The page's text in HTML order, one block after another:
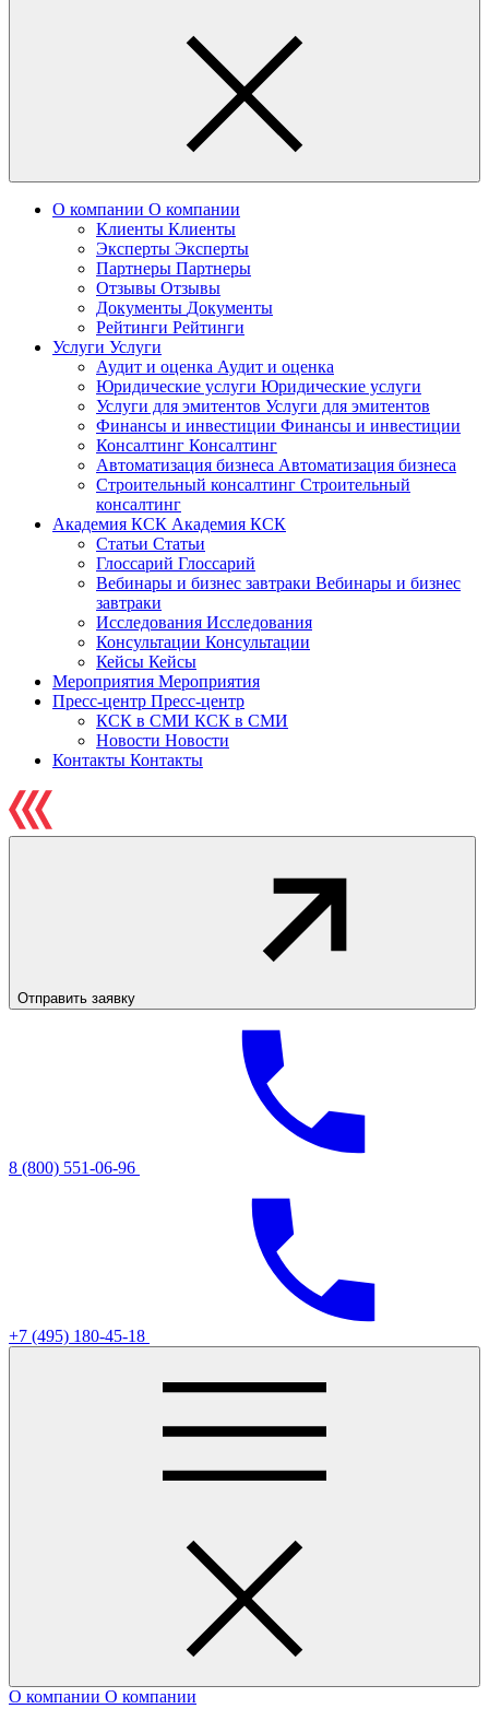
О компании О компании
Клиенты Клиенты
Эксперты Эксперты
Партнеры Партнеры
Отзывы Отзывы
Документы Документы
Рейтинги Рейтинги
Услуги Услуги
Аудит и оценка Аудит и оценка
Юридические услуги Юридические услуги
Услуги для эмитентов Услуги для эмитентов
Финансы и инвестиции Финансы и инвестиции
Консалтинг Консалтинг
Автоматизация бизнеса Автоматизация бизнеса
Строительный консалтинг Строительный
консалтинг
Академия КСК Академия КСК
Статьи Статьи
Глоссарий Глоссарий
Вебинары и бизнес завтраки Вебинары и бизнес
завтраки
Исследования Исследования
Консультации Консультации
Кейсы Кейсы
Мероприятия Мероприятия
Пресс-центр Пресс-центр
КСК в СМИ КСК в СМИ
Новости Новости
Контакты Контакты
Отправить заявку
8 (800) 551-06-96
+7 (495) 180-45-18
О компании О компании